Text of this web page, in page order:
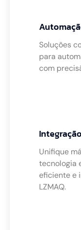
Soluções
para
com
Unifique
tecnologia
eficiente e
LZMAQ.